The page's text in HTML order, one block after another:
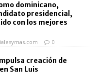
dominicano,
presidencial,
con los mejores
0
creación de
San Luis